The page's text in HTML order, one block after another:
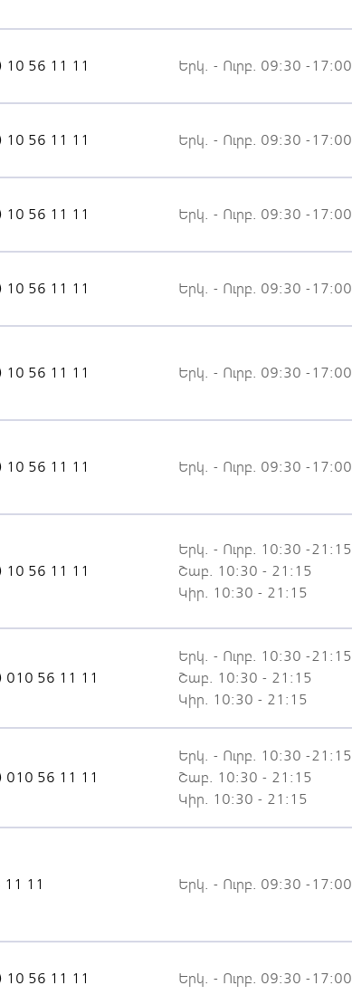
56 11 11 Երկ. - Ուրբ. 09:30 -17:00
56 11 11 Երկ. - Ուրբ. 09:30 -17:00
56 11 11 Երկ. - Ուրբ. 09:30 -17:00
56 11 11 Երկ. - Ուրբ. 09:30 -17:00
56 11 11 Երկ. - Ուրբ. 09:30 -17:00
56 11 11 Երկ. - Ուրբ. 09:30 -17:00
56 11 11
Երկ. - Ուրբ. 10:30 -21:15
Շաբ. 10:30 - 21:15
Կիր. 10:30 - 21:15
56 11 11
Երկ. - Ուրբ. 10:30 -21:15
Շաբ. 10:30 - 21:15
Կիր. 10:30 - 21:15
56 11 11
Երկ. - Ուրբ. 10:30 -21:15
Շաբ. 10:30 - 21:15
Կիր. 10:30 - 21:15
11 Երկ. - Ուրբ. 09:30 -17:00
56 11 11 Երկ. - Ուրբ. 09:30 -17:00